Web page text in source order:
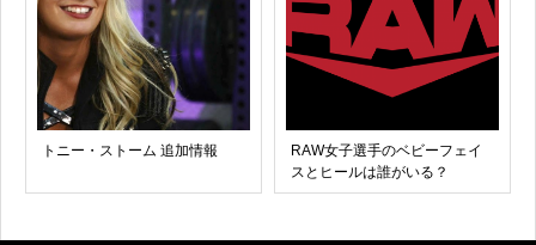
トニー・ストーム 追加情報
RAW女子選手のベビーフェイ
スとヒールは誰がいる？